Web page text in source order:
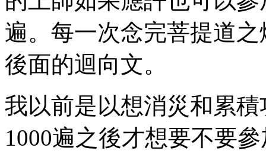
遍。每一次念完菩提道
後面的迴向文。
我以前是以想消災和累
1000遍之後才想要不要